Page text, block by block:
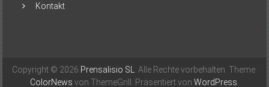
Kontakt
Copyright © 2026 Prensalisio SL
. Alle Rechte vorbehalten. Theme:
ColorNews von ThemeGrill. Präsentiert von WordPress